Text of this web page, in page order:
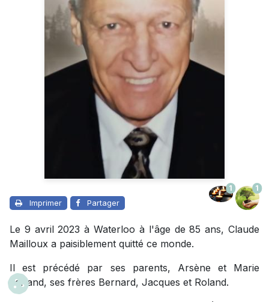
Imprimer Partager
1 1
Le 9 avril 2023 à Waterloo à l'âge de 85 ans, Claude
Mailloux a paisiblement quitté ce monde.
Il est précédé par ses parents, Arsène et Marie
Ferland, ses frères Bernard, Jacques et Roland.